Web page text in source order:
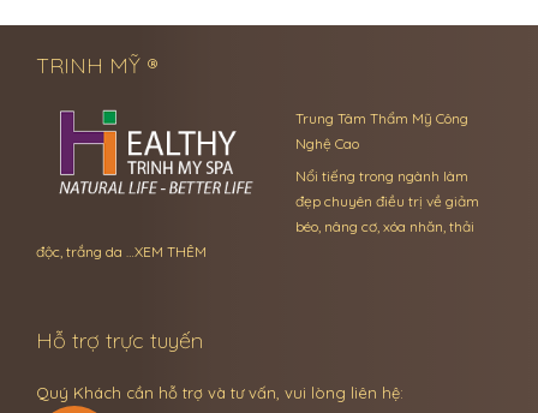
TRINH MỸ ®
Trung Tâm Thẩm Mỹ Công
Nghệ Cao
Nổi tiếng trong ngành làm
đẹp chuyên điều trị về giảm
béo, nâng cơ, xóa nhăn, thải
độc, trắng da …XEM THÊM
Hỗ trợ trực tuyến
Quý Khách cần hỗ trợ và tư vấn, vui lòng liên hệ: